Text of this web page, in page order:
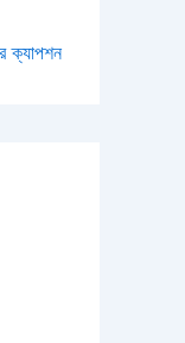
ক্যাপশন